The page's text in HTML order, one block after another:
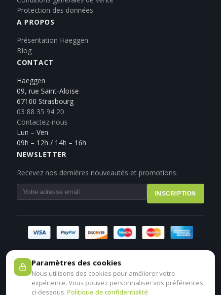
Protection des données
A PROPOS
Présentation Haeggen
Blog
CONTACT
Haeggen
09, rue Saint-Aloïse
67100 Strasbourg
03 88 35 94 20
Contactez-nous
Lun – Ven
09h – 12h / 14h – 16h
NEWSLETTER
Recevez nos dernières nouveautés et promotions.
INSCRIPTION
Paramètres des cookies
Nous utilisons des cookies pour améliorer votre
expérience. Vous pouvez personnaliser vos préférences
ci-dessous. Politique de confidentialité